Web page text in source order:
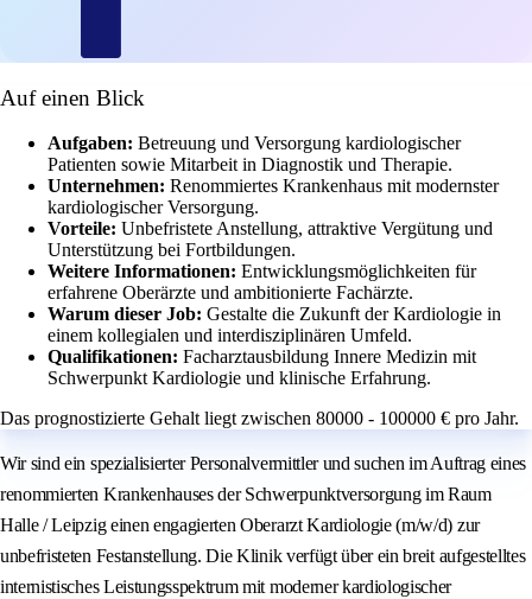
Auf einen Blick
Aufgaben: Betreuung und Versorgung kardiologischer
Patienten sowie Mitarbeit in Diagnostik und Therapie.
Unternehmen: Renommiertes Krankenhaus mit modernster
kardiologischer Versorgung.
Vorteile: Unbefristete Anstellung, attraktive Vergütung und
Unterstützung bei Fortbildungen.
Weitere Informationen: Entwicklungsmöglichkeiten für
erfahrene Oberärzte und ambitionierte Fachärzte.
Warum dieser Job: Gestalte die Zukunft der Kardiologie in
einem kollegialen und interdisziplinären Umfeld.
Qualifikationen: Facharztausbildung Innere Medizin mit
Schwerpunkt Kardiologie und klinische Erfahrung.
Das prognostizierte Gehalt liegt zwischen 80000 - 100000 € pro Jahr.
Wir sind ein spezialisierter Personalvermittler und suchen im Auftrag eines
renommierten Krankenhauses der Schwerpunktversorgung im Raum
Halle / Leipzig einen engagierten Oberarzt Kardiologie (m/w/d) zur
unbefristeten Festanstellung. Die Klinik verfügt über ein breit aufgestelltes
internistisches Leistungsspektrum mit moderner kardiologischer